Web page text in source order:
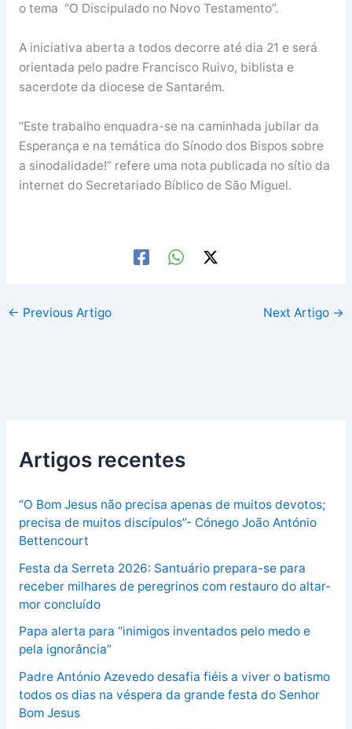
o tema “O Discipulado no Novo Testamento”.
A iniciativa aberta a todos decorre até dia 21 e será
orientada pelo padre Francisco Ruivo, biblista e
sacerdote da diocese de Santarém.
“Este trabalho enquadra-se na caminhada jubilar da
Esperança e na temática do Sínodo dos Bispos sobre
a sinodalidade!” refere uma nota publicada no sítio da
internet do Secretariado Bíblico de São Miguel.
← Previous Artigo Next Artigo →
Artigos recentes
“O Bom Jesus não precisa apenas de muitos devotos;
precisa de muitos discípulos”- Cónego João António
Bettencourt
Festa da Serreta 2026: Santuário prepara-se para
receber milhares de peregrinos com restauro do altar-
mor concluído
Papa alerta para “inimigos inventados pelo medo e
pela ignorância”
Padre António Azevedo desafia fiéis a viver o batismo
todos os dias na véspera da grande festa do Senhor
Bom Jesus